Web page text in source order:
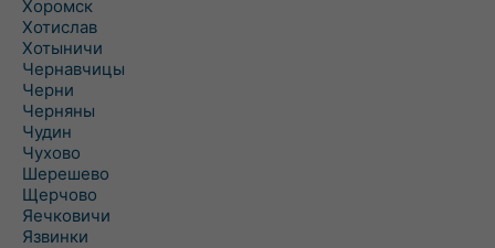
Хоромск
Хотислав
Хотыничи
Чернавчицы
Черни
Черняны
Чудин
Чухово
Шерешево
Щерчово
Яечковичи
Язвинки